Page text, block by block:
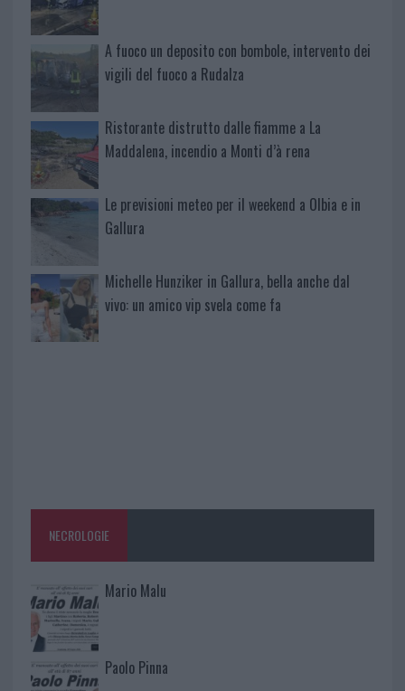
A fuoco un deposito con bombole, intervento dei
vigili del fuoco a Rudalza
Ristorante distrutto dalle fiamme a La
Maddalena, incendio a Monti d’à rena
Le previsioni meteo per il weekend a Olbia e in
Gallura
Michelle Hunziker in Gallura, bella anche dal
vivo: un amico vip svela come fa
NECROLOGIE
Mario Malu
Paolo Pinna